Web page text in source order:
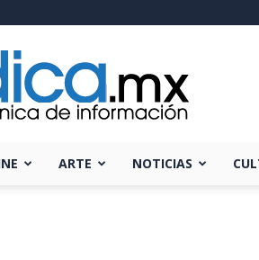
ARTE NOTICIAS